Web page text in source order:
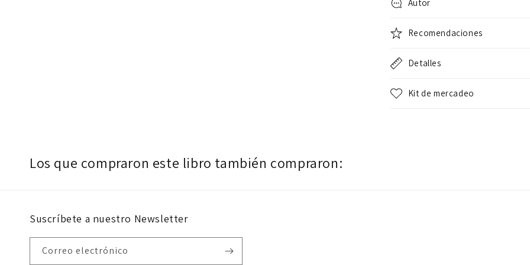
Autor
Recomendaciones
Detalles
Kit de mercadeo
Los que compraron este libro también compraron:
Suscríbete a nuestro Newsletter
Correo electrónico